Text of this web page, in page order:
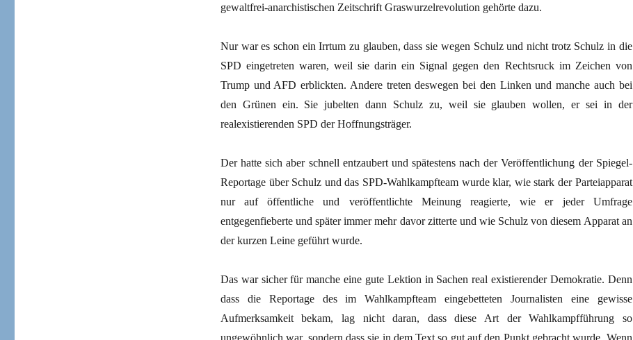
gewaltfrei-anarchistischen Zeitschrift Graswurzelrevolution gehörte dazu.
Nur war es schon ein Irrtum zu glauben, dass sie wegen Schulz und nicht trotz Schulz in die
SPD eingetreten waren, weil sie darin ein Signal gegen den Rechtsruck im Zeichen von
Trump und AFD erblickten. Andere treten deswegen bei den Linken und manche auch bei
den Grünen ein. Sie jubelten dann Schulz zu, weil sie glauben wollen, er sei in der
realexistierenden SPD der Hoffnungsträger.
Der hatte sich aber schnell entzaubert und spätestens nach der Veröffentlichung der Spiegel-
Reportage über Schulz und das SPD-Wahlkampfteam wurde klar, wie stark der Parteiapparat
nur auf öffentliche und veröffentlichte Meinung reagierte, wie er jeder Umfrage
entgegenfieberte und später immer mehr davor zitterte und wie Schulz von diesem Apparat an
der kurzen Leine geführt wurde.
Das war sicher für manche eine gute Lektion in Sachen real existierender Demokratie. Denn
dass die Reportage des im Wahlkampfteam eingebetteten Journalisten eine gewisse
Aufmerksamkeit bekam, lag nicht daran, dass diese Art der Wahlkampfführung so
ungewöhnlich war, sondern dass sie in dem Text so gut auf den Punkt gebracht wurde. Wenn